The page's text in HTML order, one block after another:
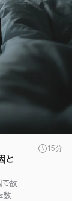
15分
と
で故
数